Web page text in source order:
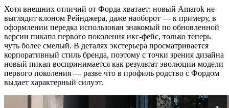
Хотя внешних отличий от Форда хватает: новый Amarok не
выглядит клоном Рейнджера, даже наоборот — к примеру, в
оформлении передка использован знакомый по обновленной
версии пикапа первого поколения икс-фейс, только теперь
чуть более смелый. В деталях экстерьера просматривается
корпоративный стиль бренда, поэтому с точки зрения дизайна
новый пикап воспринимается как результат эволюции модели
первого поколения — разве что в профиль родство с Фордом
выдает характерный силуэт.